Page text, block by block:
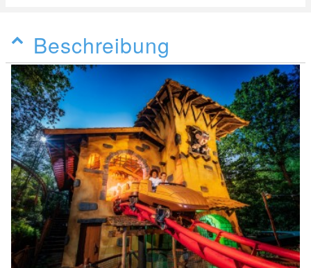
Beschreibung